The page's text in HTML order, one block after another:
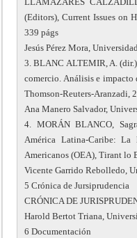
(Editors), Current Issues on
339 págs
Jesús Pérez Mora,
3. BLANC ALTEMIR, A.
comercio. Análisis e impacto
Thomson-Reuters-Aranzadi,
Ana Manero Salvador,
4. MORÁN BLANCO,
América Latina-Caribe:
Americanos (OEA), Tirant lo
Vicente Garrido Rebolledo,
5 Crónica de Jursiprudencia
CRÓNICA DE
Harold Bertot Triana,
6 Documentación